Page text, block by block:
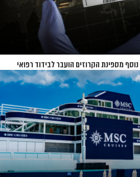
מספינת הקרוזים הועבר לבידוד רפואי